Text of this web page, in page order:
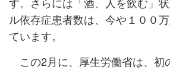
ル依存症患者数は、今や１００
ています。
この2月に、厚生労働省は、初